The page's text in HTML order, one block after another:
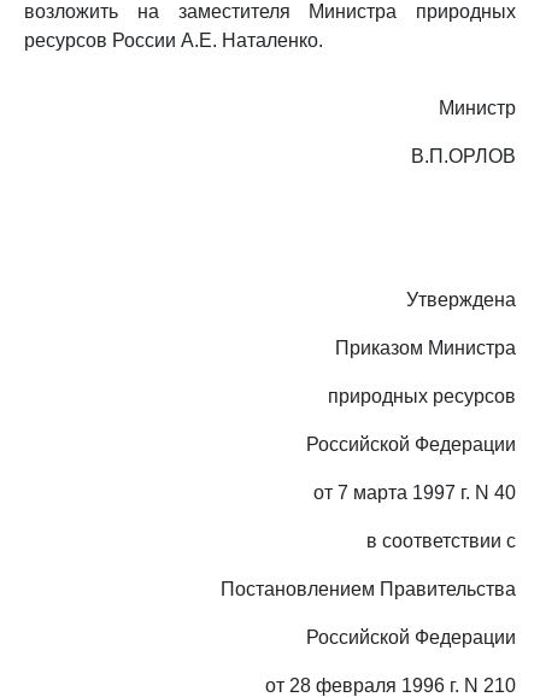
возложить на заместителя Министра природных
ресурсов России А.Е. Наталенко.
Министр
В.П.ОРЛОВ
Утверждена
Приказом Министра
природных ресурсов
Российской Федерации
от 7 марта 1997 г. N 40
в соответствии с
Постановлением Правительства
Российской Федерации
от 28 февраля 1996 г. N 210